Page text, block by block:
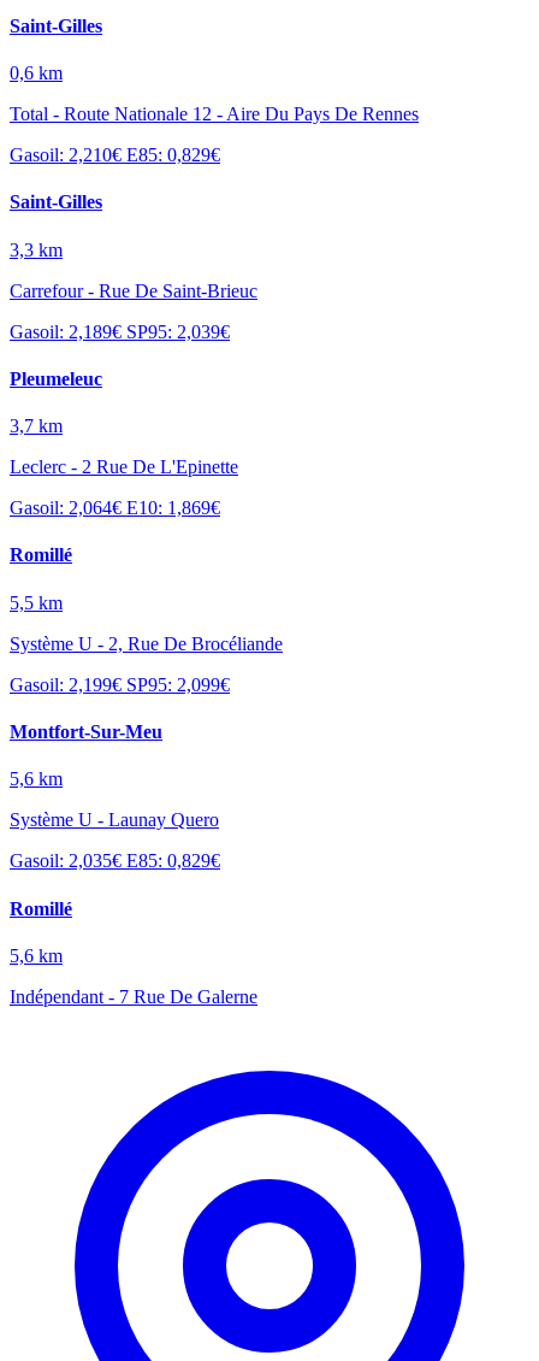
Saint-Gilles
0,6 km
Total - Route Nationale 12 - Aire Du Pays De Rennes
Gasoil: 2,210€ E85: 0,829€
Saint-Gilles
3,3 km
Carrefour - Rue De Saint-Brieuc
Gasoil: 2,189€ SP95: 2,039€
Pleumeleuc
3,7 km
Leclerc - 2 Rue De L'Epinette
Gasoil: 2,064€ E10: 1,869€
Romillé
5,5 km
Système U - 2, Rue De Brocéliande
Gasoil: 2,199€ SP95: 2,099€
Montfort-Sur-Meu
5,6 km
Système U - Launay Quero
Gasoil: 2,035€ E85: 0,829€
Romillé
5,6 km
Indépendant - 7 Rue De Galerne